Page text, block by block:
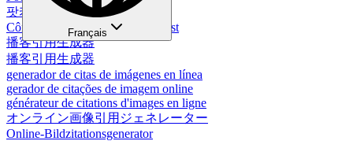
팟캐스트 인용 생성기
Công Cụ Tạo Dẫn Chứng Podcast
播客引用生成器
播客引用生成器
generador de citas de imágenes en línea
gerador de citações de imagem online
générateur de citations d'images en ligne
オンライン画像引用ジェネレーター
Online-Bildzitationsgenerator
Français